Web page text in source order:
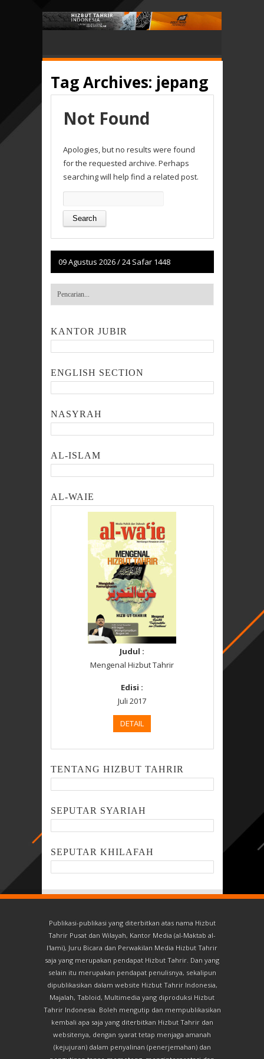
Tag Archives: jepang
Not Found
Apologies, but no results were found
for the requested archive. Perhaps
searching will help find a related post.
for:
09 Agustus 2026/24 Safar 1448
KANTOR JUBIR
ENGLISH SECTION
NASYRAH
AL-ISLAM
AL-WAIE
Judul :
Mengenal Hizbut Tahrir
Edisi :
Juli 2017
DETAIL
TENTANG HIZBUT TAHRIR
SEPUTAR SYARIAH
SEPUTAR KHILAFAH
Publikasi-publikasi yang diterbitkan atas nama Hizbut
Tahrir Pusat dan Wilayah, Kantor Media (al-Maktab al-
I'lami), Juru Bicara dan Perwakilan Media Hizbut Tahrir
saja yang merupakan pendapat Hizbut Tahrir. Dan yang
selain itu merupakan pendapat penulisnya, sekalipun
dipublikasikan dalam website Hizbut Tahrir Indonesia,
Majalah, Tabloid, Multimedia yang diproduksi Hizbut
Tahrir Indonesia. Boleh mengutip dan mempublikasikan
kembali apa saja yang diterbitkan Hizbut Tahrir dan
websitenya, dengan syarat tetap menjaga amanah
(kejujuran) dalam penyalinan (penerjemahan) dan